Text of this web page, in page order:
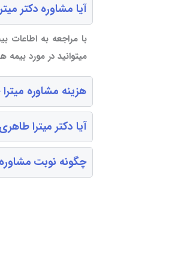
آیا مشاوره دکتر
با مراجعه به اطاعات
میتوانید در مورد
هزینه مشاوره
آیا دکتر میترا
چگونه نوبت